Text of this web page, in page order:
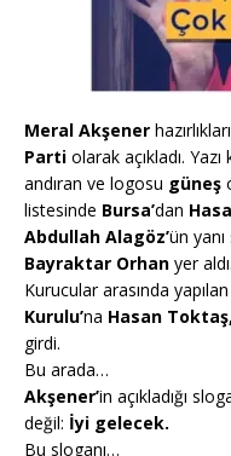
Meral Akşener
Parti olarak açıkladı.
andıran ve logosu güneş
listesinde Bursa’dan
Abdullah Alagöz’ün yanı
Bayraktar Orhan yer aldı.
Kurucular arasında
Kurulu’na Hasan Toktaş,
girdi.
Bu arada…
Akşener’in açıkladığı
değil: İyi gelecek.
Bu sloganı…